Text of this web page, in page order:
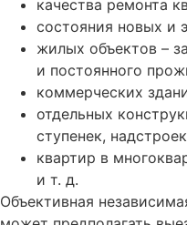
качества ремонта
состояния новых и
жилых объектов –
и постоянного
коммерческих
отдельных
ступенек,
квартир в
и т. д.
Объективная